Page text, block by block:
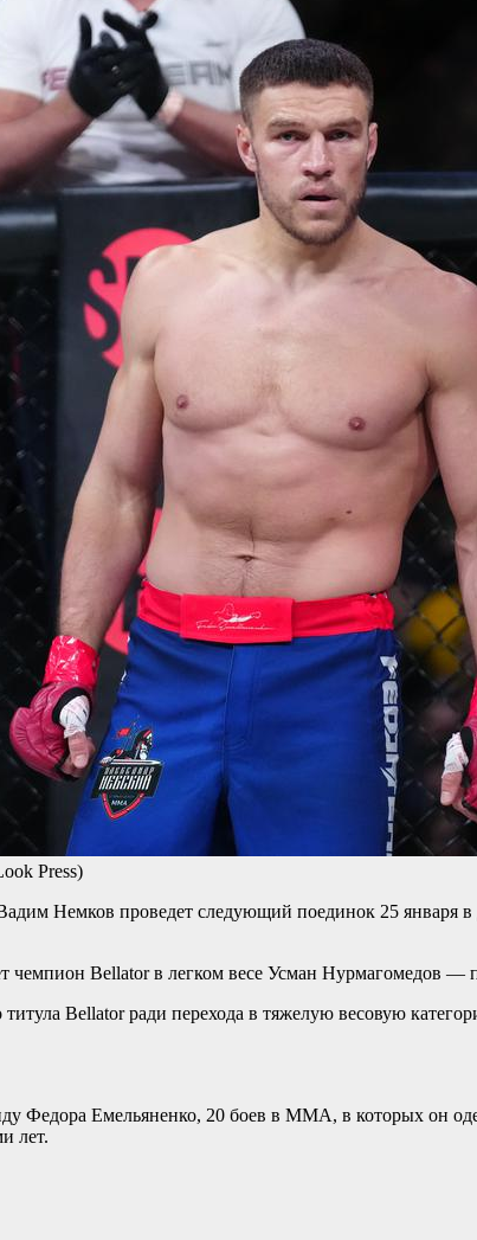
Press)
Немков проведет следующий поединок 25 января
чемпион Bellator в легком весе Усман Нурмагомедов
Bellator ради перехода в тяжелую весовую
Федора Емельяненко, 20 боев в ММА, в которых он
лет.